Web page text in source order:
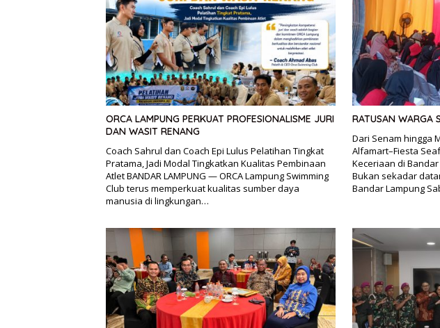
ORCA LAMPUNG PERKUAT PROFESIONALISME JURI
DAN WASIT RENANG
Coach Sahrul dan Coach Epi Lulus Pelatihan Tingkat
Pratama, Jadi Modal Tingkatkan Kualitas Pembinaan
Atlet BANDAR LAMPUNG — ORCA Lampung Swimming
Club terus memperkuat kualitas sumber daya
manusia di lingkungan…
RATUSAN WARGA
Dari Senam hingga
Alfamart–Fiesta
Keceriaan di Bandar
Bukan sekadar
Bandar Lampung